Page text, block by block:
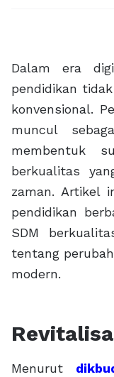
Dalam era
pendidikan
konvensional.
muncul
membentuk
berkualitas
zaman. Artikel
pendidikan
SDM
tentang
modern.
Menurut